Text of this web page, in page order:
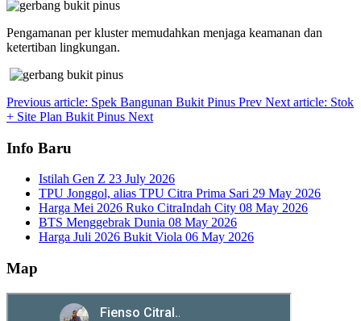
Pengamanan per kluster memudahkan menjaga keamanan dan
ketertiban lingkungan.
Previous article: Spek Bangunan Bukit Pinus Prev Next article: Stok
+ Site Plan Bukit Pinus Next
Info Baru
Istilah Gen Z 23 July 2026
TPU Jonggol, alias TPU Citra Prima Sari 29 May 2026
Harga Mei 2026 Ruko CitraIndah City 08 May 2026
BTS Menggebrak Dunia 08 May 2026
Harga Juli 2026 Bukit Viola 06 May 2026
Map